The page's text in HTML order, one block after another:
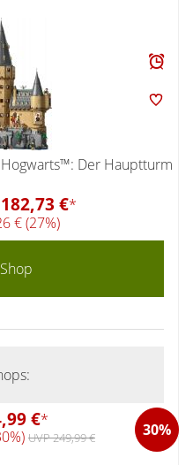
Der Hauptturm
182,73 €*
€ (27%)
€* 30%
UVP 249,99 €